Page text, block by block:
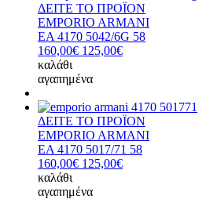
ΔΕΙΤΕ ΤΟ ΠΡΟΪΟΝ
EMPORIO ARMANI
EA 4170 5042/6G 58
160,00€ 125,00€
καλάθι
αγαπημένα
ΔΕΙΤΕ ΤΟ ΠΡΟΪΟΝ
EMPORIO ARMANI
EA 4170 5017/71 58
160,00€ 125,00€
καλάθι
αγαπημένα